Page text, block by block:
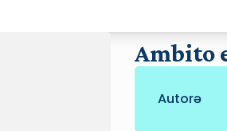
Ambito
Autorə